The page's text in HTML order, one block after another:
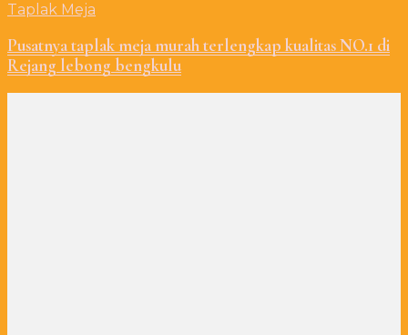
Taplak Meja
Pusatnya taplak meja murah terlengkap kualitas NO.1 di
Rejang lebong bengkulu